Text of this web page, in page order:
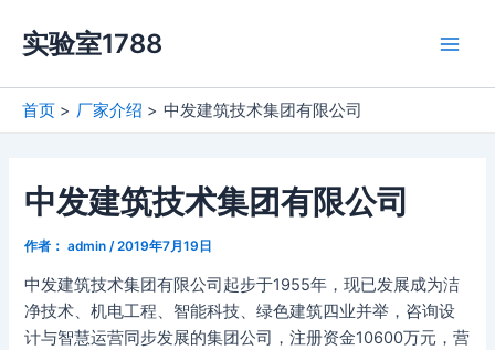
容
实验室1788
首页 厂家介绍 中发建筑技术集团有限公司
中发建筑技术集团有限公司
作者： admin /2019年7月19日
中发建筑技术集团有限公司起步于1955年，现已发展成为洁
净技术、机电工程、智能科技、绿色建筑四业并举，咨询设
计与智慧运营同步发展的集团公司，注册资金10600万元，营